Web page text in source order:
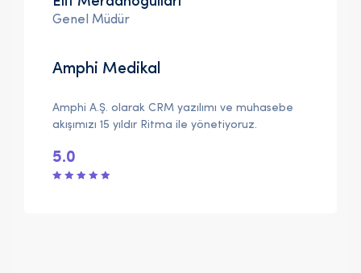
Genel Müdür
Amphi Medikal
Amphi A.Ş. olarak CRM yazılımı ve muhasebe
akışımızı 15 yıldır Ritma ile yönetiyoruz.
5.0